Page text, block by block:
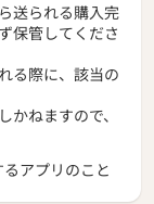
送られる購入完
保管してくださ
る際に、該当の
ねますので、
アプリのこと